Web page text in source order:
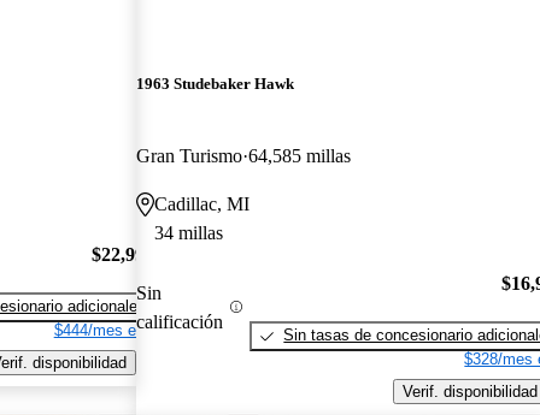
$22,995
adicionales
$444/mes est.
disponibilidad
1963 Studebaker Hawk
Gran Turismo 64,585 millas
Cadillac, MI
34 millas
Sin
calificación
Sin tasas de concesionario
$328/mes
Verif. disponibilidad